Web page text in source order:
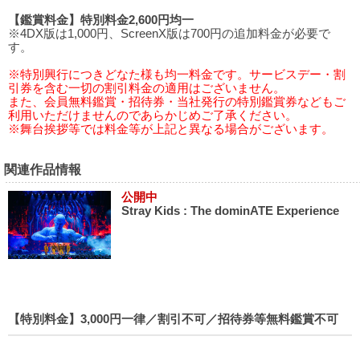
【鑑賞料金】特別料金2,600円均一
※4DX版は1,000円、ScreenX版は700円の追加料金が必要で
す。
※特別興行につきどなた様も均一料金です。サービスデー・割
引券を含む一切の割引料金の適用はございません。
また、会員無料鑑賞・招待券・当社発行の特別鑑賞券などもご
利用いただけませんのであらかじめご了承ください。
※舞台挨拶等では料金等が上記と異なる場合がございます。
関連作品情報
公開中
Stray Kids : The dominATE Experience
【特別料金】3,000円一律／割引不可／招待券等無料鑑賞不可